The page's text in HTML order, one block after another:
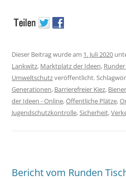
Dieser Beitrag wurde am 1. Juli 2020
Lankwitz, Marktplatz der Ideen, Runder
Umweltschutzveröffentlicht.
Generationen, Barrierefreier Kiez,
der Ideen - Online,Öffentliche Plätze,
Jugendschutzkontrolle,Sicherheit,
Bericht vom Runden